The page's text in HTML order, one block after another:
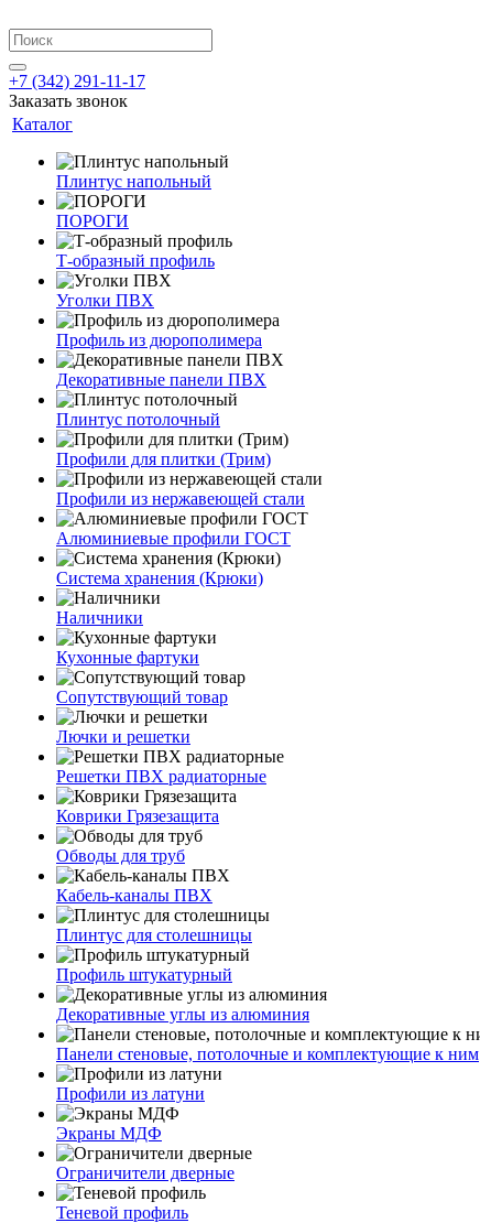
+7 (342) 291-11-17
Заказать звонок
Каталог
Плинтус напольный
ПОРОГИ
Т-образный профиль
Уголки ПВХ
Профиль из дюрополимера
Декоративные панели ПВХ
Плинтус потолочный
Профили для плитки (Трим)
Профили из нержавеющей стали
Алюминиевые профили ГОСТ
Система хранения (Крюки)
Наличники
Кухонные фартуки
Сопутствующий товар
Лючки и решетки
Решетки ПВХ радиаторные
Коврики Грязезащита
Обводы для труб
Кабель-каналы ПВХ
Плинтус для столешницы
Профиль штукатурный
Декоративные углы из алюминия
Панели стеновые, потолочные и комплектующие к ним
Профили из латуни
Экраны МДФ
Ограничители дверные
Теневой профиль